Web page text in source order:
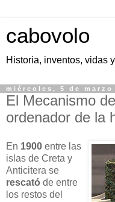
cabovolo
Historia, inventos, vidas
miércoles, 5 de marzo
El Mecanismo
ordenador de la
En 1900 entre las
islas de Creta y
Anticitera se
rescató de entre
los restos del